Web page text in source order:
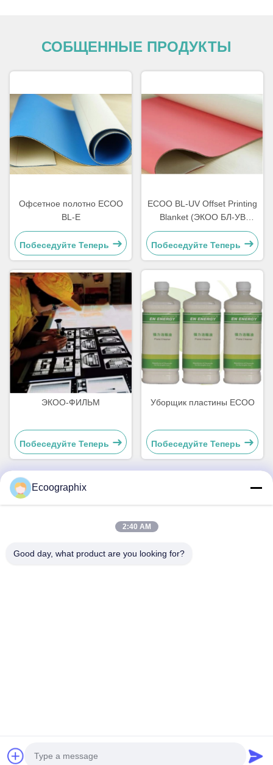
СОБЩЕННЫЕ ПРОДУКТЫ
Офсетное полотно ECOO
BL-E
Побеседуйте Теперь
ECOO BL-UV Offset Printing
Blanket (ЭКОО БЛ-УВ
офсетная печатная
одежда)
Побеседуйте Теперь
ЭКОО-ФИЛЬМ
Побеседуйте Теперь
Уборщик пластины ECOO
Побеседуйте Теперь
QIUYI ROAD 58, BINJIANG DIST., HANGZHOU, 310052,
2025 Hangzhou Ecoographix Digital Technology Co., Ltd. . Все
Ecoographix
2:40 AM
Good day, what product are you looking for?